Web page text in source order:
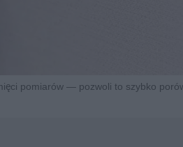
pomiarów — pozwoli to szybko